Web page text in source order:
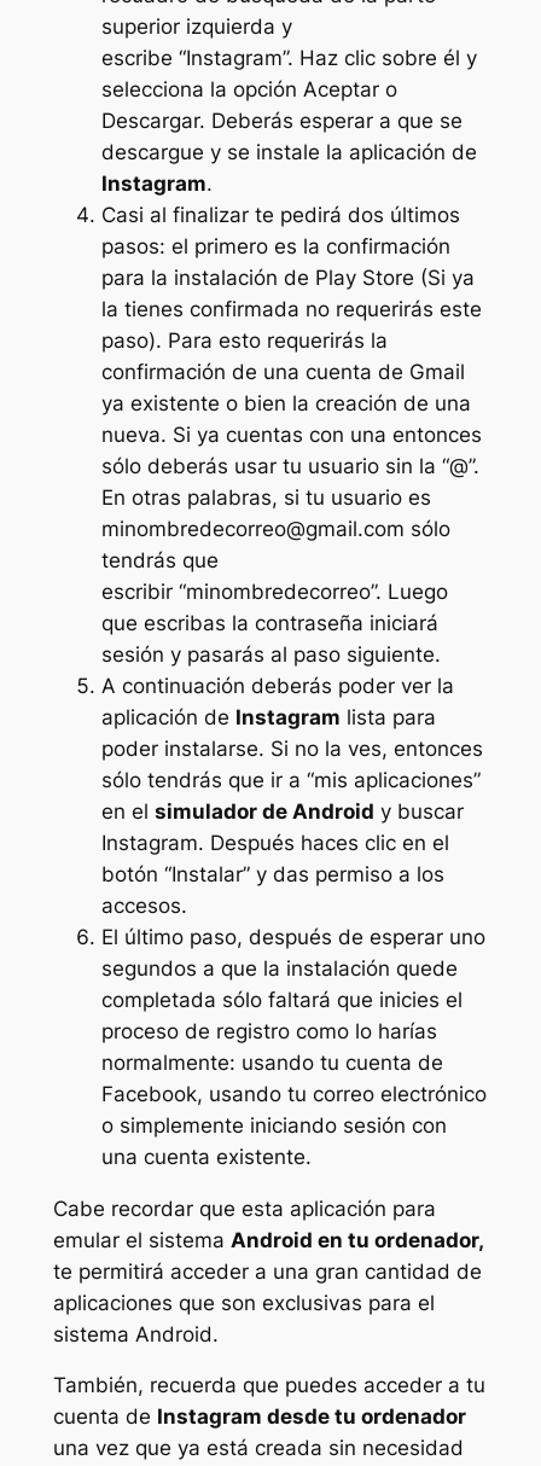
superior izquierda y
escribe “Instagram”. Haz clic sobre él y
selecciona la opción Aceptar o
Descargar. Deberás esperar a que se
descargue y se instale la aplicación de
Instagram.
Casi al finalizar te pedirá dos últimos
pasos: el primero es la confirmación
para la instalación de Play Store (Si ya
la tienes confirmada no requerirás este
paso). Para esto requerirás la
confirmación de una cuenta de Gmail
ya existente o bien la creación de una
nueva. Si ya cuentas con una entonces
sólo deberás usar tu usuario sin la “@”.
En otras palabras, si tu usuario es
minombredecorreo@gmail.com sólo
tendrás que
escribir “minombredecorreo”. Luego
que escribas la contraseña iniciará
sesión y pasarás al paso siguiente.
A continuación deberás poder ver la
aplicación de Instagram lista para
poder instalarse. Si no la ves, entonces
sólo tendrás que ir a “mis aplicaciones”
en el simulador de Android y buscar
Instagram. Después haces clic en el
botón “Instalar” y das permiso a los
accesos.
El último paso, después de esperar uno
segundos a que la instalación quede
completada sólo faltará que inicies el
proceso de registro como lo harías
normalmente: usando tu cuenta de
Facebook, usando tu correo electrónico
o simplemente iniciando sesión con
una cuenta existente.
Cabe recordar que esta aplicación para
emular el sistema Android en tu ordenador,
te permitirá acceder a una gran cantidad de
aplicaciones que son exclusivas para el
sistema Android.
También, recuerda que puedes acceder a tu
cuenta de Instagram desde tu ordenador
una vez que ya está creada sin necesidad